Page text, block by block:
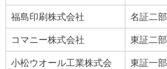
福島印刷株式会社 名証二部
コマニー株式会社 東証二部
小松ウオール工業株式会
東証一部